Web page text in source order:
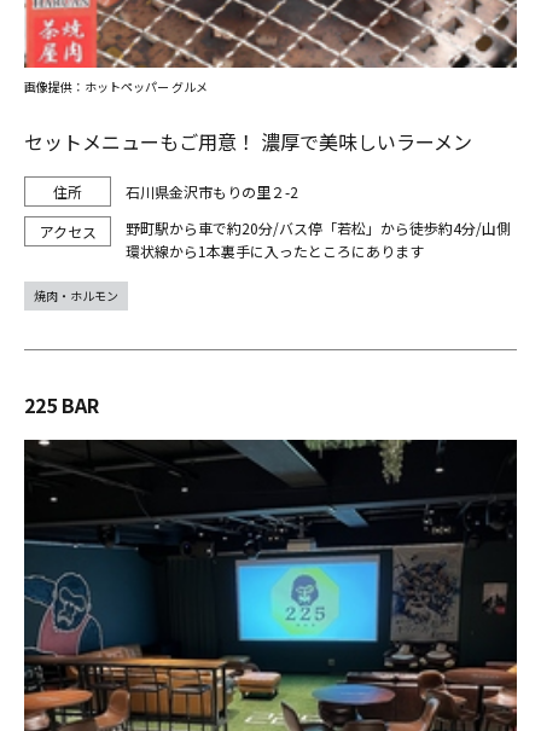
セットメニューもご用意！ 濃厚で美味しいラーメン
石川県金沢市もりの里２-2
野町駅から車で約20分/バス停「若松」から徒歩約4分/山側
環状線から1本裏手に入ったところにあります
画像提供：ホットペッパー グルメ
焼肉・ホルモン
225 BAR